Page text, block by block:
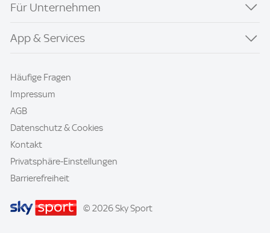
Für Unternehmen
App & Services
Häufige Fragen
Impressum
AGB
Datenschutz & Cookies
Kontakt
Privatsphäre-Einstellungen
Barrierefreiheit
© 2026 Sky Sport